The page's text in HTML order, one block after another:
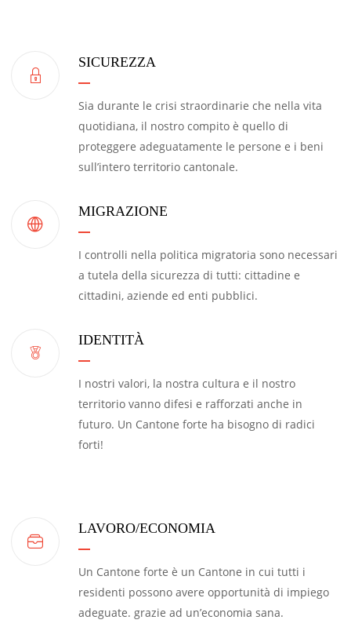
SICUREZZA
Sia durante le crisi straordinarie che nella vita
quotidiana, il nostro compito è quello di
proteggere adeguatamente le persone e i beni
sull’intero territorio cantonale.
MIGRAZIONE
I controlli nella politica migratoria sono necessari
a tutela della sicurezza di tutti: cittadine e
cittadini, aziende ed enti pubblici.
IDENTITÀ
I nostri valori, la nostra cultura e il nostro
territorio vanno difesi e rafforzati anche in
futuro. Un Cantone forte ha bisogno di radici
forti!
LAVORO/ECONOMIA
Un Cantone forte è un Cantone in cui tutti i
residenti possono avere opportunità di impiego
adeguate. grazie ad un’economia sana.